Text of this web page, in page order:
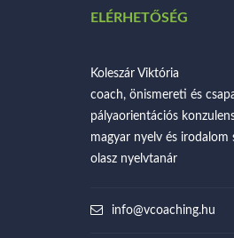
ELÉRHETŐSÉG
Koleszár Viktória
coach, önismereti és
pályaorientációs
magyar nyelv és irodalom
olasz nyelvtanár
info@vcoaching.hu